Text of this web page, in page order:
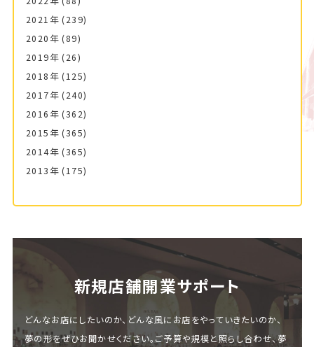
2021年 (239)
2020年 (89)
2019年 (26)
2018年 (125)
2017年 (240)
2016年 (362)
2015年 (365)
2014年 (365)
2013年 (175)
新規店舗開業サポート
どんなお店にしたいのか、どんな風にお店をやっていきたいのか、
夢の形をぜひお聞かせください。ご予算や規模と照らし合わせ、夢